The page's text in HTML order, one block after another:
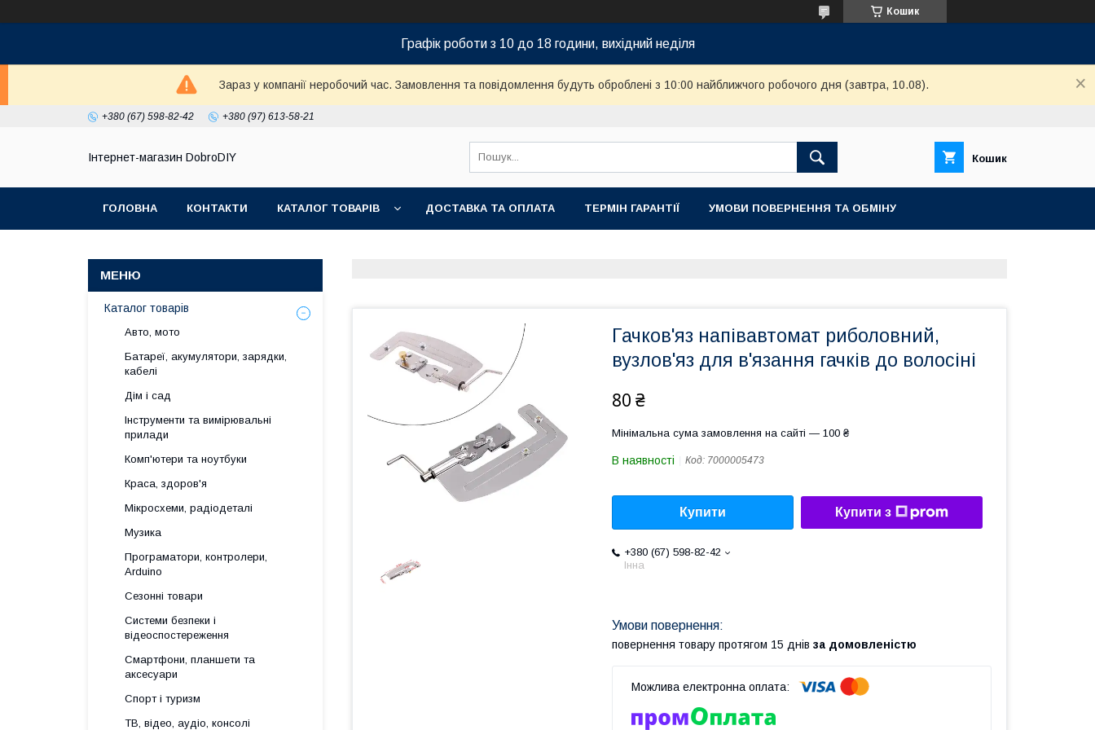
Кошик
Графік роботи з 10 до 18 години, вихідний неділя
Зараз у компанії неробочий час. Замовлення та повідомлення будуть оброблені з 10:00 найближчого робочого дня (завтра, 10.08).
+380 (67) 598-82-42 +380 (97) 613-58-21
Інтернет-магазин DobroDIY Кошик
ГОЛОВНА КОНТАКТИ КАТАЛОГ ТОВАРІВ ДОСТАВКА ТА ОПЛАТА ТЕРМІН ГАРАНТІЇ УМОВИ ПОВЕРНЕННЯ ТА ОБМІНУ
Гачков'яз напівавтомат риболовний,
вузлов'яз для в'язання гачків до волосіні
80 ₴
Мінімальна сума замовлення на сайті — 100 ₴
В наявності Код: 7000005473
Купити Купити з
+380 (67) 598-82-42
Інна
повернення товару протягом 15 днів за домовленістю
Каталог товарів
Авто, мото
Батареї, акумулятори, зарядки,
кабелі
Дім і сад
Інструменти та вимірювальні
прилади
Комп'ютери та ноутбуки
Краса, здоров'я
Мікросхеми, радіодеталі
Музика
Програматори, контролери,
Arduino
Сезонні товари
Системи безпеки і
відеоспостереження
Смартфони, планшети та
аксесуари
Спорт і туризм
ТВ, відео, аудіо, консолі